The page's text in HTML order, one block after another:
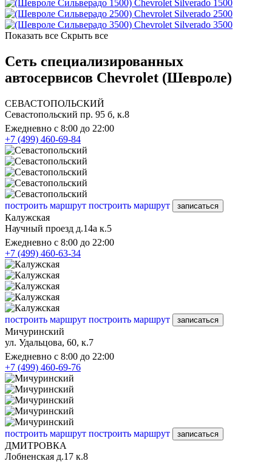
Chevrolet Silverado 1500
Chevrolet Silverado 2500
Chevrolet Silverado 3500
Показать все Скрыть все
Сеть специализированных
автосервисов Chevrolet (Шевроле)
СЕВАСТОПОЛЬСКИЙ
Севастопольский пр. 95 б, к.8
Ежедневно с 8:00 до 22:00
+7 (499) 460-69-84
построить маршрут построить маршрут записаться
Калужская
Научный проезд д.14а к.5
Ежедневно с 8:00 до 22:00
+7 (499) 460-63-34
построить маршрут построить маршрут записаться
Мичуринский
ул. Удальцова, 60, к.7
Ежедневно с 8:00 до 22:00
+7 (499) 460-69-76
построить маршрут построить маршрут записаться
ДМИТРОВКА
Лобненская д.17 к.8